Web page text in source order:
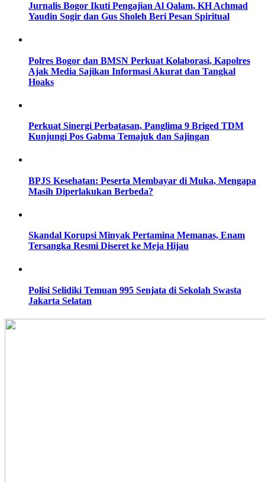
Jurnalis Bogor Ikuti Pengajian Al Qalam, KH Achmad
Yaudin Sogir dan Gus Sholeh Beri Pesan Spiritual
Polres Bogor dan BMSN Perkuat Kolaborasi, Kapolres
Ajak Media Sajikan Informasi Akurat dan Tangkal
Hoaks
Perkuat Sinergi Perbatasan, Panglima 9 Briged TDM
Kunjungi Pos Gabma Temajuk dan Sajingan
BPJS Kesehatan: Peserta Membayar di Muka, Mengapa
Masih Diperlakukan Berbeda?
Skandal Korupsi Minyak Pertamina Memanas, Enam
Tersangka Resmi Diseret ke Meja Hijau
Polisi Selidiki Temuan 995 Senjata di Sekolah Swasta
Jakarta Selatan